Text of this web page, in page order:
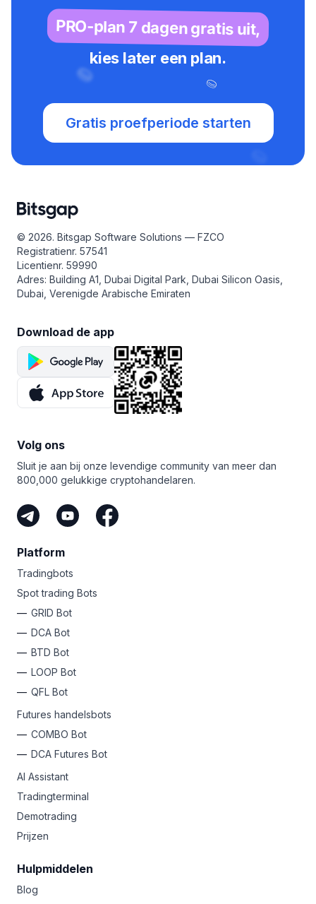
PRO-plan 7 dagen gratis uit,
kies later een plan.
Gratis proefperiode starten
© 2026. Bitsgap Software Solutions — FZCO
Registratienr. 57541
Licentienr. 59990
Adres: Building A1, Dubai Digital Park, Dubai Silicon Oasis,
Dubai, Verenigde Arabische Emiraten
Download de app
Volg ons
Sluit je aan bij onze levendige community van meer dan
800,000 gelukkige cryptohandelaren.
Platform
Tradingbots
Spot trading Bots
GRID Bot
DCA Bot
BTD Bot
LOOP Bot
QFL Bot
Futures handelsbots
COMBO Bot
DCA Futures Bot
AI Assistant
Tradingterminal
Demotrading
Prijzen
Hulpmiddelen
Blog